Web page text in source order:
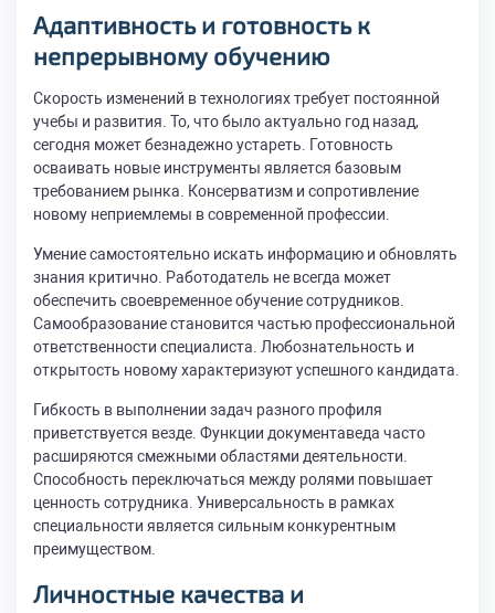
Адаптивность и готовность к
непрерывному обучению
Скорость изменений в технологиях требует постоянной
учебы и развития. То, что было актуально год назад,
сегодня может безнадежно устареть. Готовность
осваивать новые инструменты является базовым
требованием рынка. Консерватизм и сопротивление
новому неприемлемы в современной профессии.
Умение самостоятельно искать информацию и обновлять
знания критично. Работодатель не всегда может
обеспечить своевременное обучение сотрудников.
Самообразование становится частью профессиональной
ответственности специалиста. Любознательность и
открытость новому характеризуют успешного кандидата.
Гибкость в выполнении задач разного профиля
приветствуется везде. Функции документаведа часто
расширяются смежными областями деятельности.
Способность переключаться между ролями повышает
ценность сотрудника. Универсальность в рамках
специальности является сильным конкурентным
преимуществом.
Личностные качества и